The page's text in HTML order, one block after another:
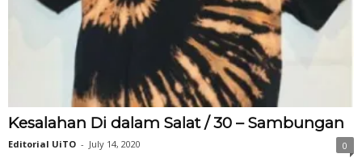
Kesalahan Di dalam Salat / 30 – Sambungan
Editorial UiTO - July 14, 2020 0